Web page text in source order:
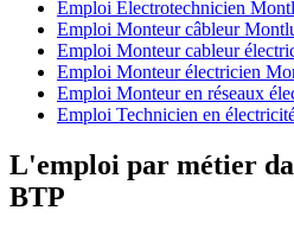
Emploi Electrotechnicien
Emploi Monteur câbleur
Emploi Monteur cableur
Emploi Monteur électricien
Emploi Monteur en réseaux
Emploi Technicien en
L'emploi par métier
BTP